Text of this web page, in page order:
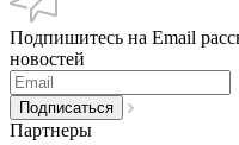
Подпишитесь на Email
новостей
Партнеры